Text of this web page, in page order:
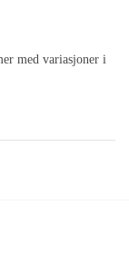
med variasjoner i